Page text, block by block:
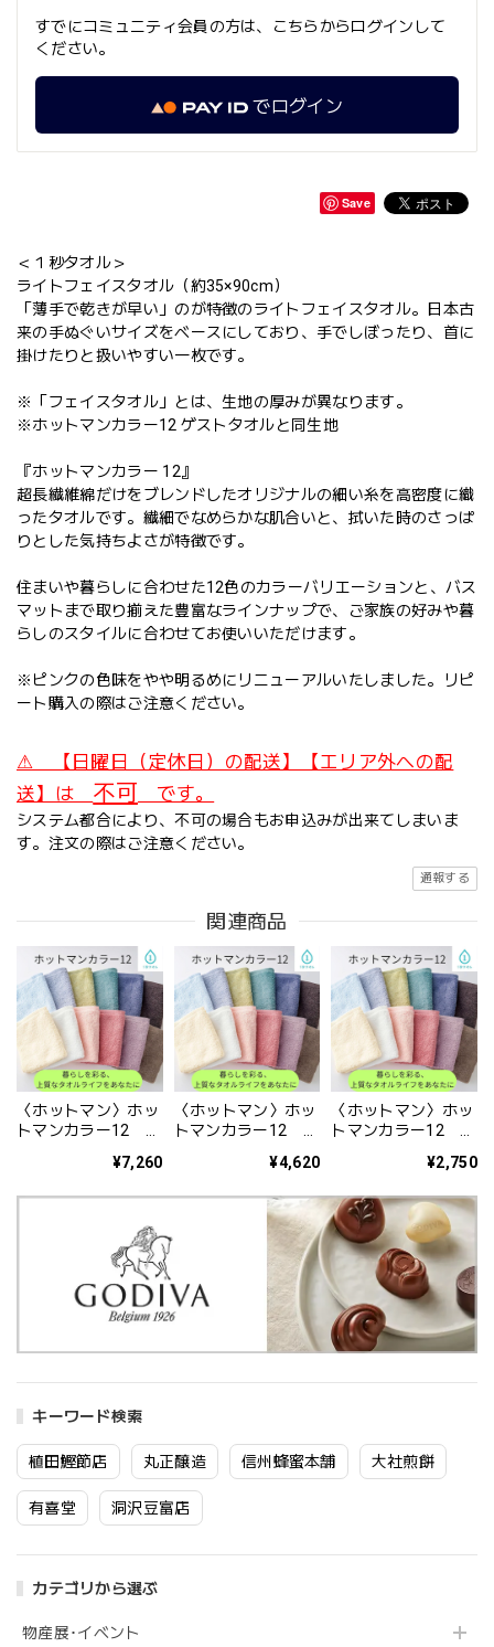
キーワード検索
植田鰹節店 丸正醸造 信州蜂蜜本舗 大社煎餅
有喜堂 洞沢豆富店
カテゴリから選ぶ
物産展･イベント
すでにコミュニティ会員の方は、こちらからログインして
ください。
でログイン
Save
＜１秒タオル＞
ライトフェイスタオル（約35×90cm）
「薄手で乾きが早い」のが特徴のライトフェイスタオル。日本古
来の手ぬぐいサイズをベースにしており、手でしぼったり、首に
掛けたりと扱いやすい一枚です。
※「フェイスタオル」とは、生地の厚みが異なります。
※ホットマンカラー12 ゲストタオルと同生地
『ホットマンカラー 12』
超長繊維綿だけをブレンドしたオリジナルの細い糸を高密度に織
ったタオルです。繊細でなめらかな肌合いと、拭いた時のさっぱ
りとした気持ちよさが特徴です。
住まいや暮らしに合わせた12色のカラーバリエーションと、バス
マットまで取り揃えた豊富なラインナップで、ご家族の好みや暮
らしのスタイルに合わせてお使いいただけます。
※ピンクの色味をやや明るめにリニューアルいたしました。リピ
ート購入の際はご注意ください。
⚠ 【日曜日（定休日）の配送】【エリア外への配
送】は 不可 です。
システム都合により、不可の場合もお申込みが出来てしまいま
す。注文の際はご注意ください。
通報する
関連商品
〈ホットマン〉ホッ
トマンカラー12 ボ
枚 79×157cm【カラ
¥7,260
〈ホットマン〉ホッ
トマンカラー12 バ
65×137cm【カラー
¥4,620
〈ホットマン〉ホッ
トマンカラー12 ミ
53×105cm【カラー
¥2,750